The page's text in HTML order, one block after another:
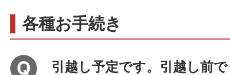
各種お手続き
引越し予定です。引越し前